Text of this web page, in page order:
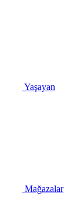
Yaşayan
Mağazalar